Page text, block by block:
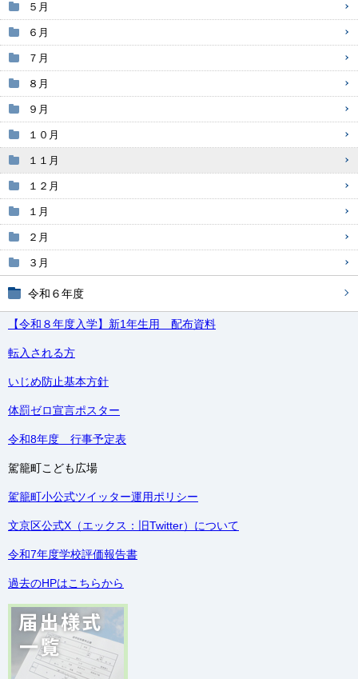
５月
６月
７月
８月
９月
１０月
１１月
１２月
１月
２月
３月
令和６年度
【令和８年度入学】新1年生用 配布資料
転入される方
いじめ防止基本方針
体罰ゼロ宣言ポスター
令和8年度 行事予定表
駕籠町こども広場
駕籠町小公式ツイッター運用ポリシー
文京区公式X（エックス：旧Twitter）について
令和7年度学校評価報告書
過去のHPはこちらから